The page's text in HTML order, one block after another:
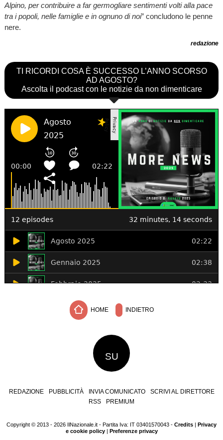
Alpino, per contribuire a far germogliare sentimenti volti alla pace
tra i popoli, nelle famiglie e in ognuno di noi” concludono le penne
nere.
redazione
TI RICORDI COSA È SUCCESSO L’ANNO SCORSO
AD AGOSTO?
Ascolta il podcast con le notizie da non dimenticare
HOME INDIETRO
SU
REDAZIONE PUBBLICITÀ INVIA COMUNICATO
SCRIVI AL DIRETTORE
RSS
PREMIUM
Copyright © 2013 - 2026 IlNazionale.it - Partita Iva: IT 03401570043 - Credits | Privacy
e cookie policy| Preferenze privacy